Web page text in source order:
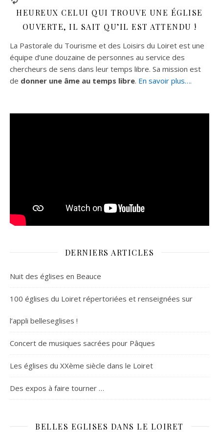
HEUREUX CELUI QUI TROUVE UNE ÉGLISE
OUVERTE, IL SAIT QU’IL EST ATTENDU !
La Pastorale du Tourisme et des Loisirs du Loiret est une
équipe d’une douzaine de personnes au service des
chercheurs de sens dans leur temps libre. Sa mission est
de donner une âme au temps libre. En savoir plus….
DERNIERS ARTICLES
Nuit des églises en Beauce
100 églises du Loiret répertoriées et renseignées sur
l’appli belleseglises !
Concert de musiques sacrées pour Pâques
Les églises du XXème siècle dans le Loiret
Des expos à faire tourner …
BELLES EGLISES DANS LE LOIRET